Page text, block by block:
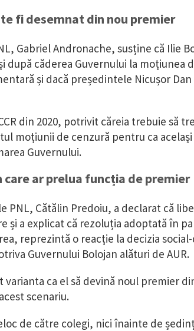
fi desemnat din nou premier
Gabriel Andronache, susține că Ilie
căderea Guvernului la moțiunea
și dacă președintele Nicușor
din 2020, potrivit căreia trebuie să
moțiunii de cenzură pentru ca
Guvernului.
care ar prelua funcția de premier
PNL, Cătălin Predoiu, a declarat că
și a explicat că rezoluția adoptată în
reprezintă o reacție la decizia
Guvernului Bolojan alături de AUR.
ca el să devină noul premier
scenariu.
de către colegi, nici înainte de